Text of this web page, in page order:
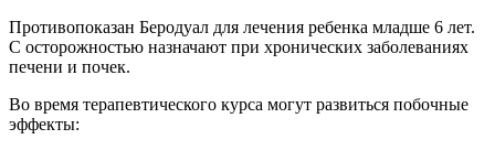
Противопоказан Беродуал для лечения ребенка младше 6 лет.
С осторожностью назначают при хронических заболеваниях
печени и почек.
Во время терапевтического курса могут развиться побочные
эффекты: